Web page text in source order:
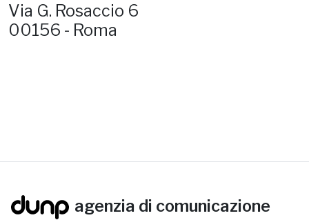
Via G. Rosaccio 6
00156 - Roma
agenzia di comunicazione